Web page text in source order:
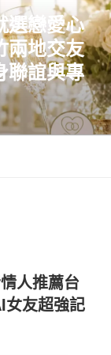
選戀愛心
兩地交友
聯誼與專
人推薦台
友超強記